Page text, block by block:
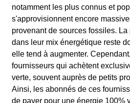
notamment les plus connus et
s'approvisionnent encore
provenant de sources fossiles.
dans leur mix énergétique reste
elle tend à augmenter.
fournisseurs qui achètent
verte, souvent auprès de petits
Ainsi, les abonnés de ces
de payer pour une énergie 100%